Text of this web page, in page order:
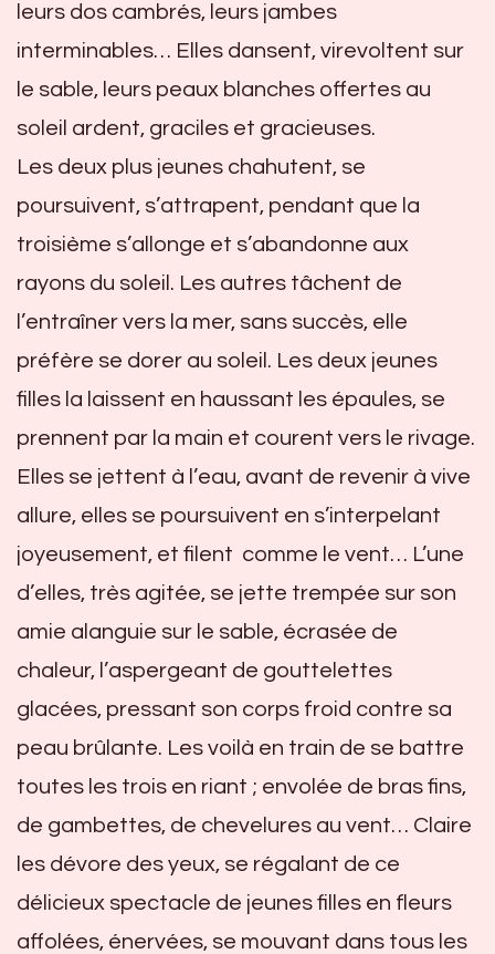
leurs dos cambrés, leurs jambes
interminables… Elles dansent, virevoltent sur
le sable, leurs peaux blanches offertes au
soleil ardent, graciles et gracieuses.
Les deux plus jeunes chahutent, se
poursuivent, s’attrapent, pendant que la
troisième s’allonge et s’abandonne aux
rayons du soleil. Les autres tâchent de
l’entraîner vers la mer, sans succès, elle
préfère se dorer au soleil. Les deux jeunes
filles la laissent en haussant les épaules, se
prennent par la main et courent vers le rivage.
Elles se jettent à l’eau, avant de revenir à vive
allure, elles se poursuivent en s’interpelant
joyeusement, et filent comme le vent… L’une
d’elles, très agitée, se jette trempée sur son
amie alanguie sur le sable, écrasée de
chaleur, l’aspergeant de gouttelettes
glacées, pressant son corps froid contre sa
peau brûlante. Les voilà en train de se battre
toutes les trois en riant ; envolée de bras fins,
de gambettes, de chevelures au vent… Claire
les dévore des yeux, se régalant de ce
délicieux spectacle de jeunes filles en fleurs
affolées, énervées, se mouvant dans tous les